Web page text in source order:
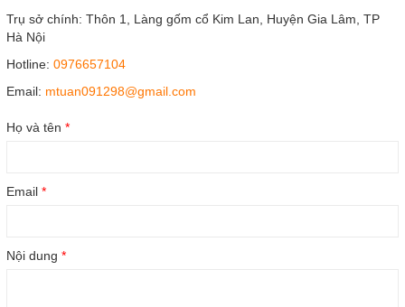
Trụ sở chính: Thôn 1, Làng gốm cổ Kim Lan, Huyện Gia Lâm, TP
Hà Nội
Hotline: 0976657104
Email: mtuan091298@gmail.com
Họ và tên *
Email *
Nội dung *